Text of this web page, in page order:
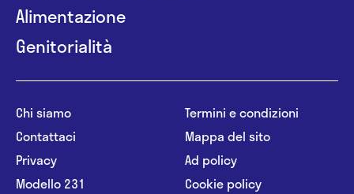
Alimentazione
Genitorialità
Chi siamo
Contattaci
Privacy
Modello 231
Termini e condizioni
Mappa del sito
Ad policy
Cookie policy